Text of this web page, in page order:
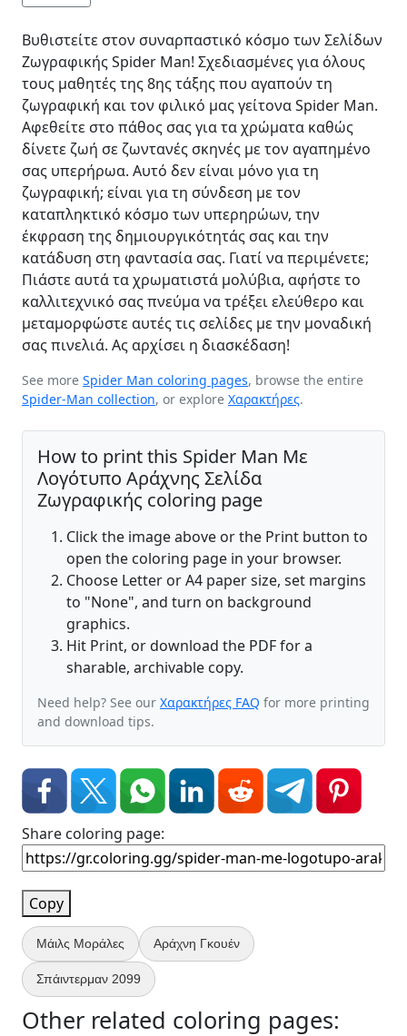
Βυθιστείτε στον συναρπαστικό κόσμο των Σελίδων
Ζωγραφικής Spider Man! Σχεδιασμένες για όλους
τους μαθητές της 8ης τάξης που αγαπούν τη
ζωγραφική και τον φιλικό μας γείτονα Spider Man.
Αφεθείτε στο πάθος σας για τα χρώματα καθώς
δίνετε ζωή σε ζωντανές σκηνές με τον αγαπημένο
σας υπερήρωα. Αυτό δεν είναι μόνο για τη
ζωγραφική; είναι για τη σύνδεση με τον
καταπληκτικό κόσμο των υπερηρώων, την
έκφραση της δημιουργικότητάς σας και την
κατάδυση στη φαντασία σας. Γιατί να περιμένετε;
Πιάστε αυτά τα χρωματιστά μολύβια, αφήστε το
καλλιτεχνικό σας πνεύμα να τρέξει ελεύθερο και
μεταμορφώστε αυτές τις σελίδες με την μοναδική
σας πινελιά. Ας αρχίσει η διασκέδαση!
See more Spider Man coloring pages, browse the entire
Spider-Man collection, or explore Χαρακτήρες.
How to print this Spider Man Με
Λογότυπο Αράχνης Σελίδα
Ζωγραφικής coloring page
Click the image above or the Print button to
open the coloring page in your browser.
Choose Letter or A4 paper size, set margins
to "None", and turn on background
graphics.
Hit Print, or download the PDF for a
sharable, archivable copy.
Need help? See our Χαρακτήρες FAQ for more printing
and download tips.
Share coloring page:
Copy
Μάιλς Μοράλες Αράχνη Γκουέν
Σπάιντερμαν 2099
Other related coloring pages: